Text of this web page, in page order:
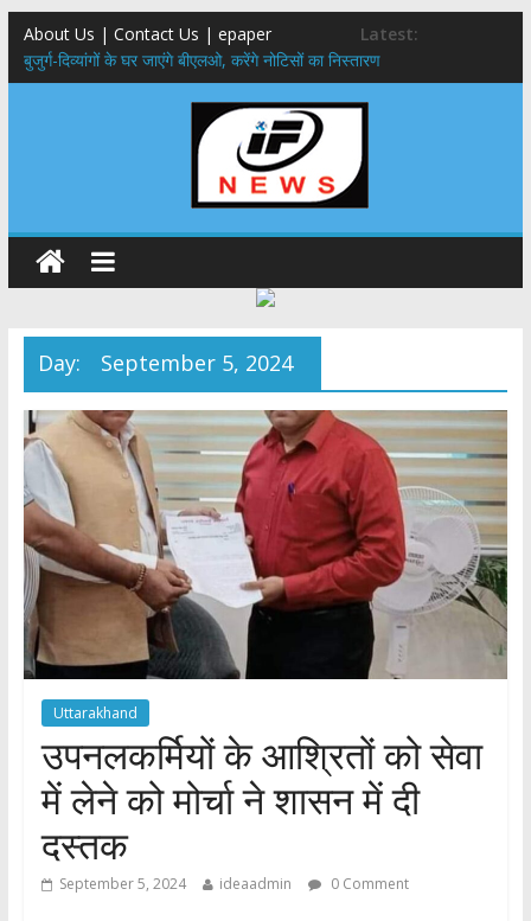
About Us | Contact Us | epaper
Latest:
बुजुर्ग-दिव्यांगों के घर जाएंगे बीएलओ, करेंगे नोटिसों का निस्तारण
24×7 अलर्ट मोड में रहें अधिकारी-मुख्य सचिव मानसून-एसईओसी से मुख्य सचिव ने
की विस्तृत समीक्षा कहा-बंद सड़कों को शीघ्र खोला जाए, लोगों को न हो दिक्कत
459 करोड़ से एचएनबी गढ़वाल विश्वविद्यालय में अनुसंधान संरचना होगी सुदृढ,उच्च
शिक्षा मंत्री धन सिंह रावत ने नवनियुक्त केन्द्रीय शिक्षा मंत्री से की मुलाकात
मुख्यमंत्री से महानिदेशक एनसीसी ने की शिष्टाचार भेंट,उत्तराखण्ड में एनसीसी के
विस्तार एवं आधुनिक आधारभूत संरचना के विकास पर हुई महत्वपूर्ण चर्चा
एमडीडीए बोर्ड बैठक, देहरादून और मसूरी के विकास के लिए 25 बड़े प्रस्तावों को मिली
हरी झंडी
Day: September 5, 2024
Uttarakhand
उपनलकर्मियों के आश्रितों को सेवा
में लेने को मोर्चा ने शासन में दी
दस्तक
September 5, 2024 ideaadmin 0 Comment